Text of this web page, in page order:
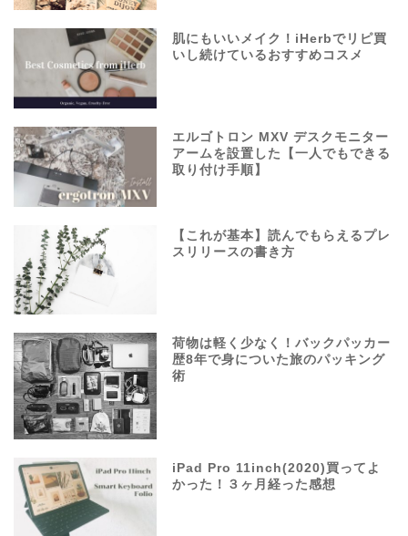
肌にもいいメイク！iHerbでリピ買
いし続けているおすすめコスメ
エルゴトロン MXV デスクモニター
アームを設置した【一人でもできる
取り付け手順】
【これが基本】読んでもらえるプレ
スリリースの書き方
荷物は軽く少なく！バックパッカー
歴8年で身についた旅のパッキング
術
iPad Pro 11inch(2020)買ってよ
かった！３ヶ月経った感想